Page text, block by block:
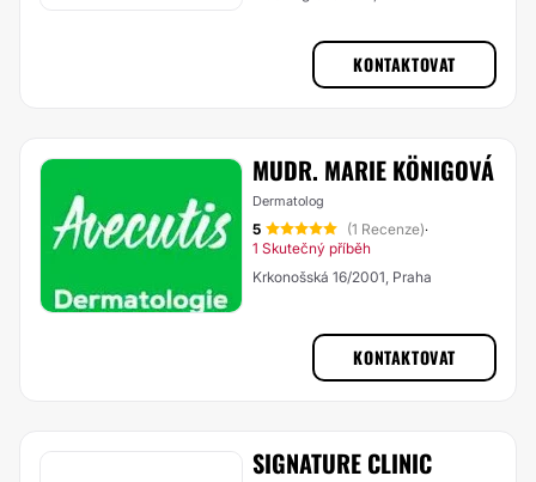
KONTAKTOVAT
MUDR. MARIE KÖNIGOVÁ
Dermatolog
5 (1 Recenze)·
1 Skutečný příběh
Krkonošská 16/2001, Praha
KONTAKTOVAT
SIGNATURE CLINIC